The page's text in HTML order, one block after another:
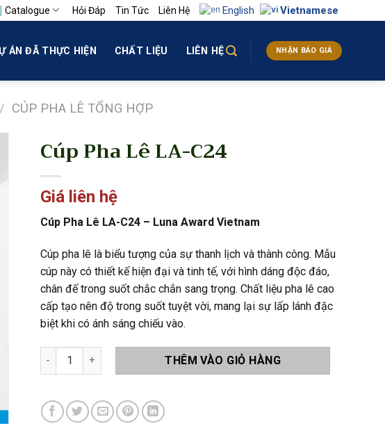
Catalogue Hỏi Đáp Tin Tức Liên Hệ English Vietnamese
ÁN ĐÃ THỰC HIỆN CHẤT LIỆU LIÊN HỆ NHẬN BÁO GIÁ
/ CÚP PHA LÊ TỔNG HỢP
Cúp Pha Lê LA-C24
Giá liên hệ
Cúp Pha Lê LA-C24 – Luna Award Vietnam
Cúp pha lê là biểu tượng của sự thanh lịch và thành công. Mẫu
cúp này có thiết kế hiện đại và tinh tế, với hình dáng độc đáo,
chân đế trong suốt chắc chắn sang trọng. Chất liệu pha lê cao
cấp tạo nên độ trong suốt tuyệt vời, mang lại sự lấp lánh đặc
biệt khi có ánh sáng chiếu vào.
Cúp Pha Lê LA-C24 số lượngTHÊM VÀO GIỎ HÀNG